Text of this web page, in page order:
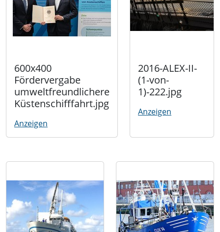
600x400
Fördervergabe
umweltfreundlichere
Küstenschifffahrt.jpg
Anzeigen
2016-ALEX-II-
(1-von-
1)-222.jpg
Anzeigen